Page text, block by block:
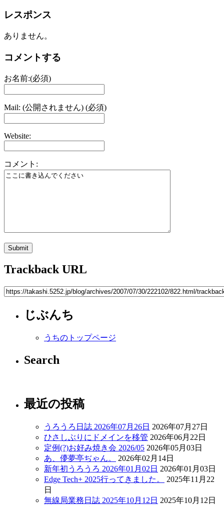
レスポンス
ありません。
コメントする
お名前:(必須)
Mail: (公開されません) (必須)
Website:
コメント:
Trackback URL
じぶんち
うちのトップページ
Search
最近の投稿
うろうろ日誌 2026年07月26日 2026年07月27日
ひさしぶりにドメインを移管 2026年06月22日
定例(?)お好み焼き会 2026/05 2026年05月03日
あ、儚夢亭ぢゃん。
2026年02月14日
新年初うろうろ 2026年01月02日 2026年01月03日
Edge Tech+ 2025行ってきました。
2025年11月22
日
無線局業務日誌 2025年10月12日 2025年10月12日